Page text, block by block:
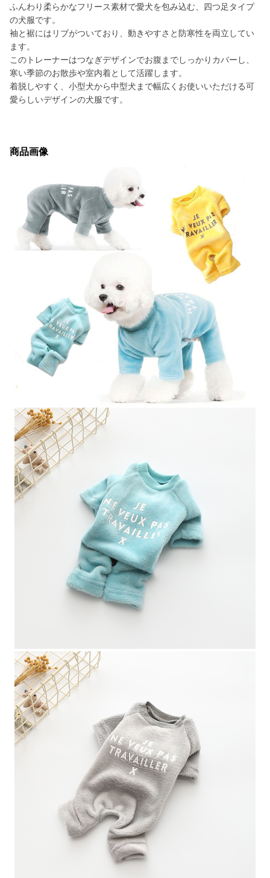
ふんわり柔らかなフリース素材で愛犬を包み込む、四つ足タイプ
の犬服です。
袖と裾にはリブがついており、動きやすさと防寒性を両立してい
ます。
このトレーナーはつなぎデザインでお腹までしっかりカバーし、
寒い季節のお散歩や室内着として活躍します。
着脱しやすく、小型犬から中型犬まで幅広くお使いいただける可
愛らしいデザインの犬服です。
商品画像